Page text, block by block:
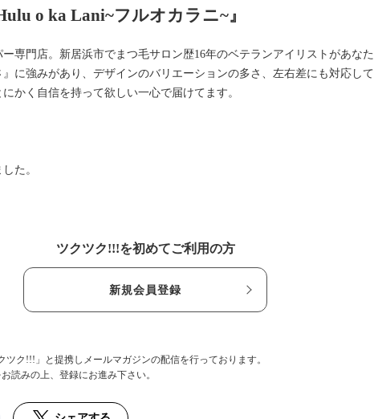
o ka Lani~フルオカラニ~』
専門店。新居浜市でまつ毛サロン歴16年のベテランアイリストがあなた
に強みがあり、デザインのバリエーションの多さ、左右差にも対応して
かく自信を持って欲しい一心で届けてます。
た。
ツクツク!!!を初めてご利用の方
新規会員登録
ク!!!」と提携しメールマガジンの配信を行っております。
お読みの上、登録にお進み下さい。